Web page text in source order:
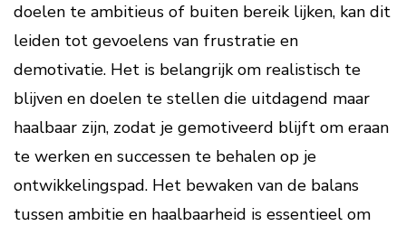
doelen te ambitieus of buiten bereik lijken, kan dit
leiden tot gevoelens van frustratie en
demotivatie. Het is belangrijk om realistisch te
blijven en doelen te stellen die uitdagend maar
haalbaar zijn, zodat je gemotiveerd blijft om eraan
te werken en successen te behalen op je
ontwikkelingspad. Het bewaken van de balans
tussen ambitie en haalbaarheid is essentieel om